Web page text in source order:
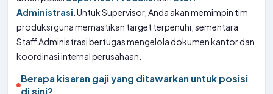
Administrasi . Untuk Supervisor, Anda akan memimpin tim
produksi guna memastikan target terpenuhi, sementara
Staff Administrasi bertugas mengelola dokumen kantor dan
koordinasi internal perusahaan.
Berapa kisaran gaji yang ditawarkan untuk posisi
di sini?